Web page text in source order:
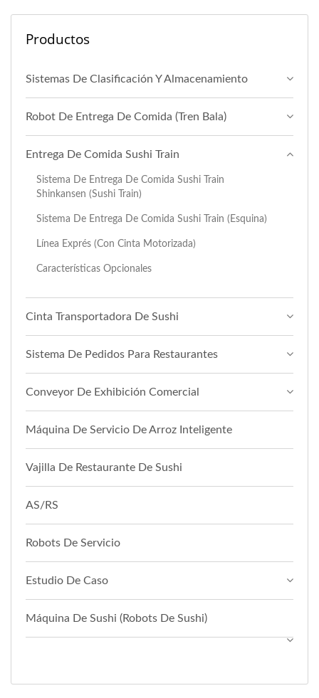
Productos
Sistemas De Clasificación Y Almacenamiento
Robot De Entrega De Comida (Tren Bala)
Entrega De Comida Sushi Train
Sistema De Entrega De Comida Sushi Train
Shinkansen (Sushi Train)
Sistema De Entrega De Comida Sushi Train (Esquina)
Línea Exprés (Con Cinta Motorizada)
Características Opcionales
Cinta Transportadora De Sushi
Sistema De Pedidos Para Restaurantes
Conveyor De Exhibición Comercial
Máquina De Servicio De Arroz Inteligente
Vajilla De Restaurante De Sushi
AS/RS
Robots De Servicio
Estudio De Caso
Máquina De Sushi (Robots De Sushi)